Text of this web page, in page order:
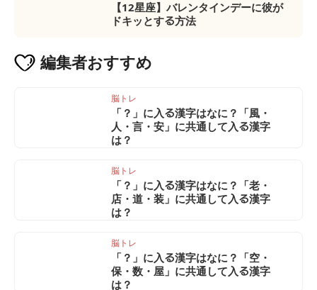
【12星座】バレンタインデーに彼が
ドキッとする方法
編集者おすすめ
脳トレ
「？」に入る漢字はなに？「風・
人・言・安」に共通して入る漢字
は？
脳トレ
「？」に入る漢字はなに？「老・
店・道・装」に共通して入る漢字
は？
脳トレ
「？」に入る漢字はなに？「空・
保・数・屋」に共通して入る漢字
は？